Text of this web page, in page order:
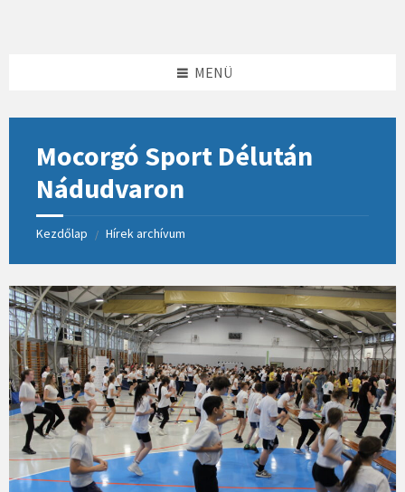
MENÜ
Mocorgó Sport Délután
Nádudvaron
Kezdőlap / Hírek archívum